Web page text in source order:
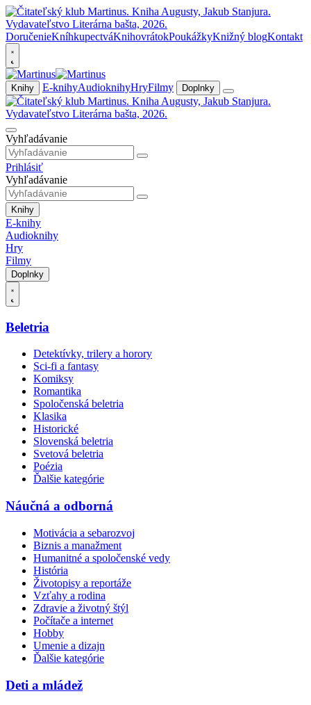
DoručenieKníhkupectváKnihovrátokPoukážkyKnižný blogKontakt
Knihy E-knihyAudioknihyHryFilmy Doplnky
Vyhľadávanie
Prihlásiť
Vyhľadávanie
Knihy
E-knihy
Audioknihy
Hry
Filmy
Doplnky
Beletria
Detektívky, trilery a horory
Sci-fi a fantasy
Komiksy
Romantika
Spoločenská beletria
Klasika
Historické
Slovenská beletria
Svetová beletria
Poézia
Ďalšie kategórie
Náučná a odborná
Motivácia a sebarozvoj
Biznis a manažment
Humanitné a spoločenské vedy
História
Životopisy a reportáže
Vzťahy a rodina
Zdravie a životný štýl
Počítače a internet
Hobby
Umenie a dizajn
Ďalšie kategórie
Deti a mládež